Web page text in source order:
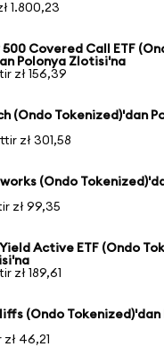
1.800,23
500 Covered Call ETF
Polonya Zlotisi'na
zł 156,39
(Ondo Tokenized)'dan
zł 301,58
(Ondo
zł 99,35
Active ETF (Ondo
zł 189,61
(Ondo Tokenized)'dan
46,21